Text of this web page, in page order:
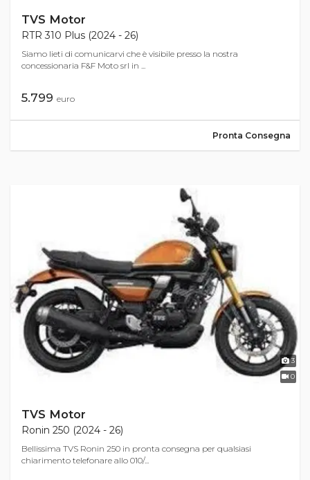
TVS Motor
RTR 310 Plus (2024 - 26)
Siamo lieti di comunicarvi che è visibile presso la nostra
concessionaria F&F Moto srl in ...
5.799 euro
Pronta Consegna
3
0
TVS Motor
Ronin 250 (2024 - 26)
Bellissima TVS Ronin 250 in pronta consegna per qualsiasi
chiarimento telefonare allo 010/...